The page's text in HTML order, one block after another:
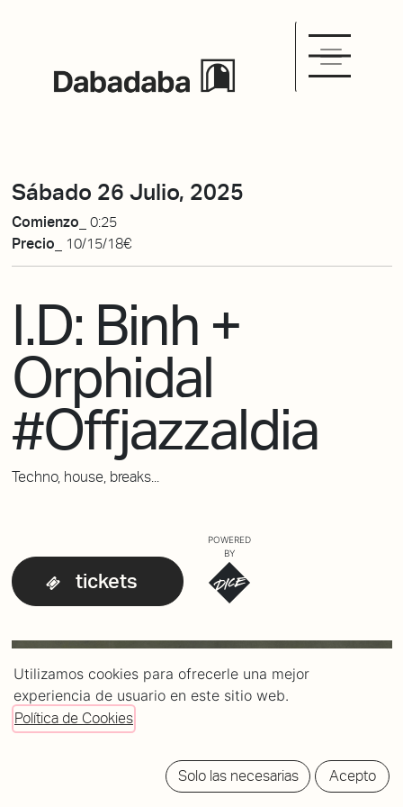
Sábado 26 Julio, 2025
Comienzo_ 0:25
Precio_
10/15/18€
I.D: Binh +
Orphidal
#Offjazzaldia
Techno, house, breaks...
tickets
POWERED
BY
Utilizamos cookies para ofrecerle una mejor
experiencia de usuario en este sitio web.
Política de Cookies
Solo las necesarias Acepto